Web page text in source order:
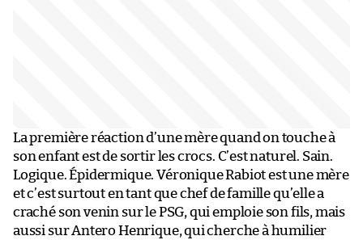
La première réaction d’une mère quand on touche à
son enfant est de sortir les crocs. C’est naturel. Sain.
Logique. Épidermique. Véronique Rabiot est une mère
et c’est surtout en tant que chef de famille qu’elle a
craché son venin sur le PSG, qui emploie son fils, mais
aussi sur Antero Henrique, qui cherche à humilier